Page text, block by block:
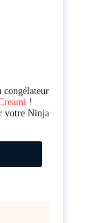
congélateur
!
votre Ninja